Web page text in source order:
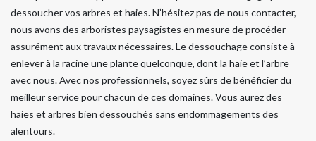
dessoucher vos arbres et haies. N’hésitez pas de nous contacter,
nous avons des arboristes paysagistes en mesure de procéder
assurément aux travaux nécessaires. Le dessouchage consiste à
enlever à la racine une plante quelconque, dont la haie et l’arbre
avec nous. Avec nos professionnels, soyez sûrs de bénéficier du
meilleur service pour chacun de ces domaines. Vous aurez des
haies et arbres bien dessouchés sans endommagements des
alentours.